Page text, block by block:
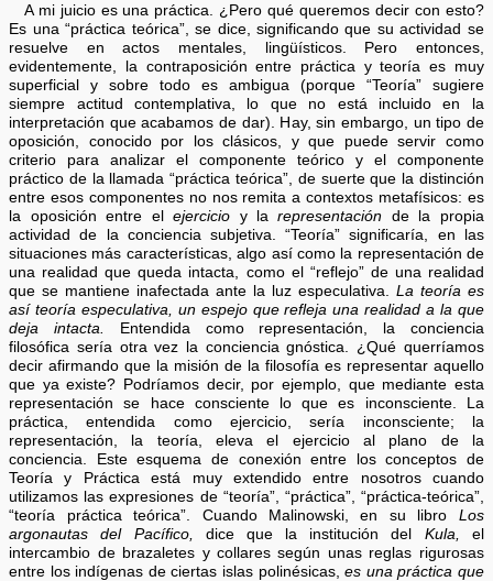
A mi juicio es una práctica. ¿Pero qué queremos decir con esto?
Es una “práctica teórica”, se dice, significando que su actividad se
resuelve en actos mentales, lingüísticos. Pero entonces,
evidentemente, la contraposición entre práctica y teoría es muy
superficial y sobre todo es ambigua (porque “Teoría” sugiere
siempre actitud contemplativa, lo que no está incluido en la
interpretación que acabamos de dar). Hay, sin embargo, un tipo de
oposición, conocido por los clásicos, y que puede servir como
criterio para analizar el componente teórico y el componente
práctico de la llamada “práctica teórica”, de suerte que la distinción
entre esos componentes no nos remita a contextos metafísicos: es
la oposición entre elejercicio y larepresentación de la propia
actividad de la conciencia subjetiva. “Teoría” significaría, en las
situaciones más características, algo así como la representación de
una realidad que queda intacta, como el “reflejo” de una realidad
que se mantiene inafectada ante la luz especulativa. La teoría es
así teoría especulativa, un espejo que refleja una realidad a la que
deja intacta.
Entendida como representación, la conciencia
filosófica sería otra vez la conciencia gnóstica. ¿Qué querríamos
decir afirmando que la misión de la filosofía es representar aquello
que ya existe? Podríamos decir, por ejemplo, que mediante esta
representación se hace consciente lo que es inconsciente. La
práctica, entendida como ejercicio, sería inconsciente; la
representación, la teoría, eleva el ejercicio al plano de la
conciencia. Este esquema de conexión entre los conceptos de
Teoría y Práctica está muy extendido entre nosotros cuando
utilizamos las expresiones de “teoría”, “práctica”, “práctica-teórica”,
“teoría práctica teórica”. Cuando Malinowski, en su libro Los
argonautas del Pacífico,
dice que la institución del Kula,
el
intercambio de brazaletes y collares según unas reglas rigurosas
entre los indígenas de ciertas islas polinésicas,es una práctica que